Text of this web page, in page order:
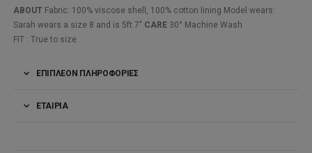
ABOUT Fabric: 100% viscose shell, 100% cotton lining Model wears:
Sarah wears a size 8 and is 5ft 7″ CARE 30° Machine Wash
FIT : True to size
ΕΠΙΠΛΈΟΝ ΠΛΗΡΟΦΟΡΊΕΣ
ΕΤΑΙΡΊΑ